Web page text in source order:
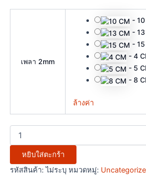
เพลา 2mm
-
-
-
-4
- 5
-8
ล้างค่า
หยิบใส่ตะกร้า
รหัสสินค้า:ไม่ระบุ หมวดหมู่: